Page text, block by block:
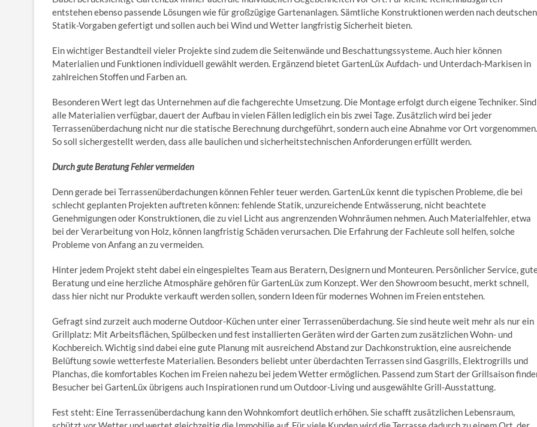
entstehen ebenso passende Lösungen wie für großzügige Gartenanlagen. Sämtliche Konstruktionen werden nach deutschen
Statik-Vorgaben gefertigt und sollen auch bei Wind und Wetter langfristig Sicherheit bieten.
Ein wichtiger Bestandteil vieler Projekte sind zudem die Seitenwände und Beschattungssysteme. Auch hier können
Materialien und Funktionen individuell gewählt werden. Ergänzend bietet GartenLüx Aufdach- und Unterdach-Markisen in
zahlreichen Stoffen und Farben an.
Besonderen Wert legt das Unternehmen auf die fachgerechte Umsetzung. Die Montage erfolgt durch eigene Techniker. Sind
alle Materialien verfügbar, dauert der Aufbau in vielen Fällen lediglich ein bis zwei Tage. Zusätzlich wird bei jeder
Terrassenüberdachung nicht nur die statische Berechnung durchgeführt, sondern auch eine Abnahme vor Ort vorgenommen.
So soll sichergestellt werden, dass alle baulichen und sicherheitstechnischen Anforderungen erfüllt werden.
Durch gute Beratung Fehler vermeiden
Denn gerade bei Terrassenüberdachungen können Fehler teuer werden. GartenLüx kennt die typischen Probleme, die bei
schlecht geplanten Projekten auftreten können: fehlende Statik, unzureichende Entwässerung, nicht beachtete
Genehmigungen oder Konstruktionen, die zu viel Licht aus angrenzenden Wohnräumen nehmen. Auch Materialfehler, etwa
bei der Verarbeitung von Holz, können langfristig Schäden verursachen. Die Erfahrung der Fachleute soll helfen, solche
Probleme von Anfang an zu vermeiden.
Hinter jedem Projekt steht dabei ein eingespieltes Team aus Beratern, Designern und Monteuren. Persönlicher Service,
Beratung und eine herzliche Atmosphäre gehören für GartenLüx zum Konzept. Wer den Showroom besucht, merkt schnell,
dass hier nicht nur Produkte verkauft werden sollen, sondern Ideen für modernes Wohnen im Freien entstehen.
Gefragt sind zurzeit auch moderne Outdoor-Küchen unter einer Terrassenüberdachung. Sie sind heute weit mehr als nur ein
Grillplatz: Mit Arbeitsflächen, Spülbecken und fest installierten Geräten wird der Garten zum zusätzlichen Wohn- und
Kochbereich. Wichtig sind dabei eine gute Planung mit ausreichend Abstand zur Dachkonstruktion, eine ausreichende
Belüftung sowie wetterfeste Materialien. Besonders beliebt unter überdachten Terrassen sind Gasgrills, Elektrogrills und
Planchas, die komfortables Kochen im Freien nahezu bei jedem Wetter ermöglichen. Passend zum Start der Grillsaison
Besucher bei GartenLüx übrigens auch Inspirationen rund um Outdoor-Living und ausgewählte Grill-Ausstattung.
Fest steht: Eine Terrassenüberdachung kann den Wohnkomfort deutlich erhöhen. Sie schafft zusätzlichen Lebensraum,